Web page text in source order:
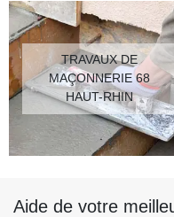
TRAVAUX DE
MAÇONNERIE 68
HAUT-RHIN
Aide de votre